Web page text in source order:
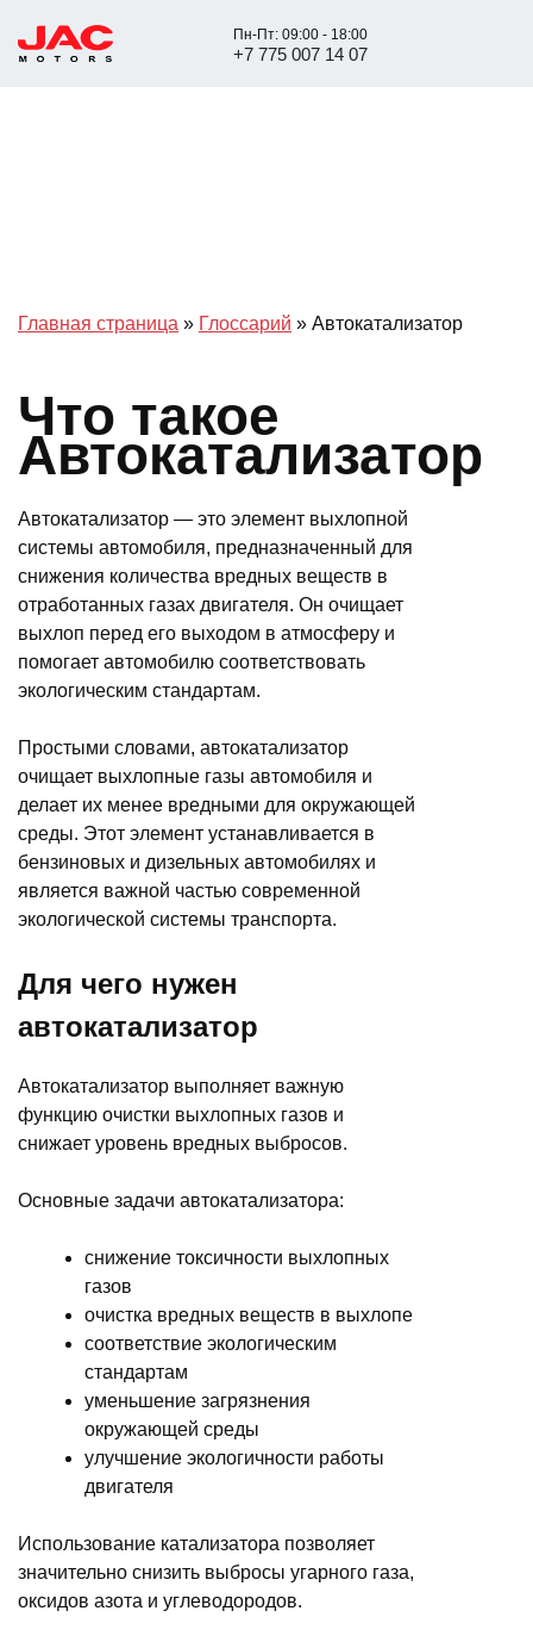
Пн-Пт: 09:00 - 18:00
+7 775 007 14 07
Главная страница » Глоссарий » Автокатализатор
Что такое
Автокатализатор
Автокатализатор — это элемент выхлопной
системы автомобиля, предназначенный для
снижения количества вредных веществ в
отработанных газах двигателя. Он очищает
выхлоп перед его выходом в атмосферу и
помогает автомобилю соответствовать
экологическим стандартам.
Простыми словами, автокатализатор
очищает выхлопные газы автомобиля и
делает их менее вредными для окружающей
среды. Этот элемент устанавливается в
бензиновых и дизельных автомобилях и
является важной частью современной
экологической системы транспорта.
Для чего нужен
автокатализатор
Автокатализатор выполняет важную
функцию очистки выхлопных газов и
снижает уровень вредных выбросов.
Основные задачи автокатализатора:
снижение токсичности выхлопных
газов
очистка вредных веществ в выхлопе
соответствие экологическим
стандартам
уменьшение загрязнения
окружающей среды
улучшение экологичности работы
двигателя
Использование катализатора позволяет
значительно снизить выбросы угарного газа,
оксидов азота и углеводородов.